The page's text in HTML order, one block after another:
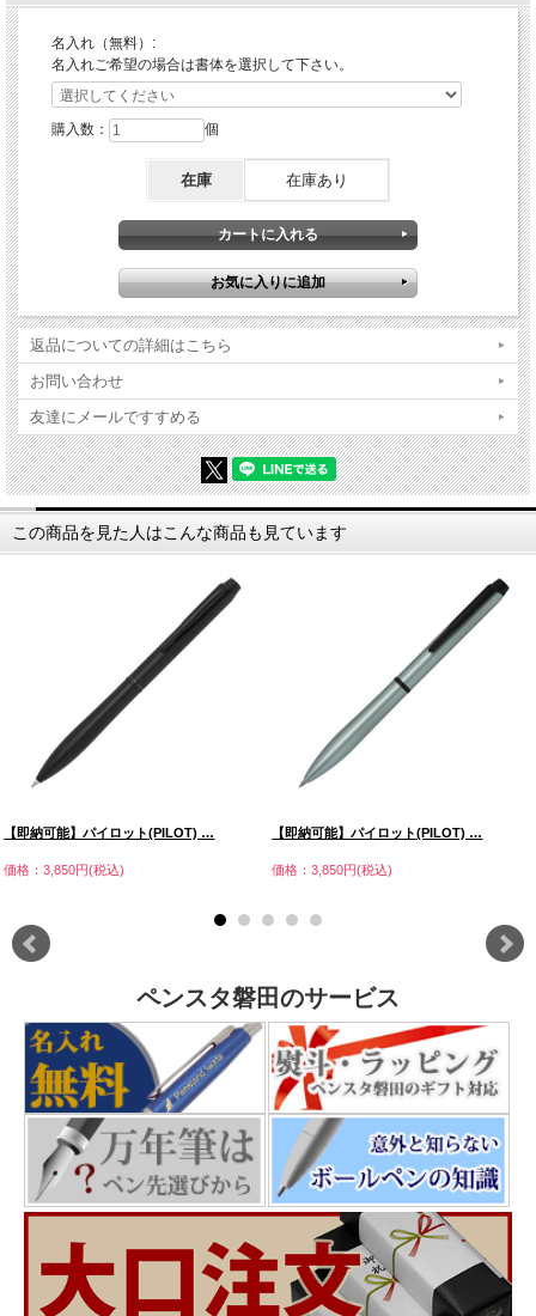
アクロインキ ボールペン替芯 BRFN
名入れ（無料）:
名入れご希望の場合は書体を選択して下さい。
購入数： 個
在庫 在庫あり
返品についての詳細はこちら
お問い合わせ
友達にメールですすめる
この商品を見た人はこんな商品も見ています
【即納可能】パイロット(PILOT) …
価格：3,850円(税込)
【即納可能】パイロット(PILOT) …
価格：3,850円(税込)
ペンスタ磐田のサービス